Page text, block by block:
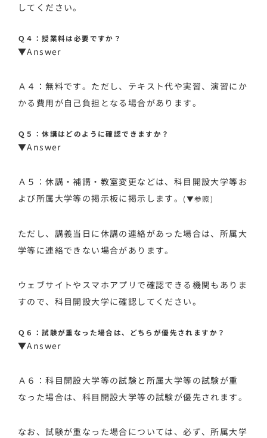
してください。
Ｑ４：授業料は必要ですか？
▼Answer
Ａ４：無料です。ただし、テキスト代や実習、演習にか
かる費用が自己負担となる場合があります。
Ｑ５：休講はどのように確認できますか？
▼Answer
Ａ５：休講・補講・教室変更などは、科目開設大学等お
よび所属大学等の掲示板に掲示します。
(▼参照)
ただし、講義当日に休講の連絡があった場合は、所属大
学等に連絡できない場合があります。
ウェブサイトやスマホアプリで確認できる機関もありま
すので、科目開設大学に確認してください。
Ｑ６：試験が重なった場合は、どちらが優先されますか？
▼Answer
Ａ６：科目開設大学等の試験と所属大学等の試験が重
なった場合は、科目開設大学等の試験が優先されます。
なお、試験が重なった場合については、必ず、所属大学